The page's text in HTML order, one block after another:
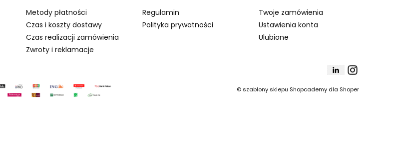
Metody płatności
Czas i koszty dostawy
Czas realizacji zamówienia
Zwroty i reklamacje
Regulamin
Polityka prywatności
Twoje zamówienia
Ustawienia konta
Ulubione
©szablony sklepu Shopcademy dla Shoper